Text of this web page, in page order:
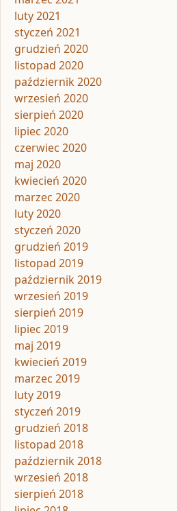
luty 2021
styczeń 2021
grudzień 2020
listopad 2020
październik 2020
wrzesień 2020
sierpień 2020
lipiec 2020
czerwiec 2020
maj 2020
kwiecień 2020
marzec 2020
luty 2020
styczeń 2020
grudzień 2019
listopad 2019
październik 2019
wrzesień 2019
sierpień 2019
lipiec 2019
maj 2019
kwiecień 2019
marzec 2019
luty 2019
styczeń 2019
grudzień 2018
listopad 2018
październik 2018
wrzesień 2018
sierpień 2018